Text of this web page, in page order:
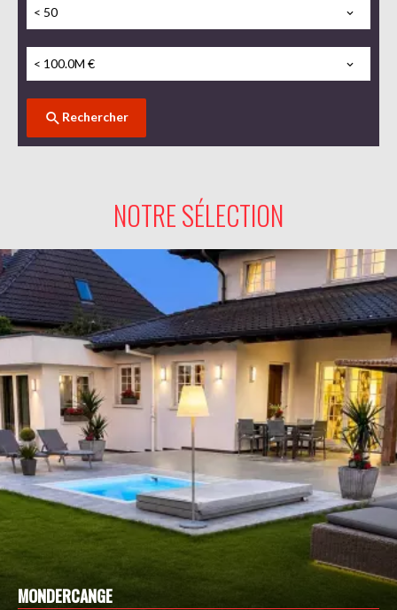
< 50
< 100.0M €
Rechercher
NOTRE SÉLECTION
MONDERCANGE